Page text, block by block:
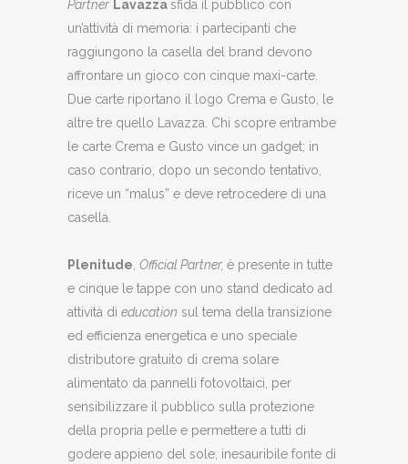
Partner Lavazzasfida il pubblico con
un’attività di memoria: i partecipanti che
raggiungono la casella del brand devono
affrontare un gioco con cinque maxi-carte.
Due carte riportano il logo Crema e Gusto, le
altre tre quello Lavazza. Chi scopre entrambe
le carte Crema e Gusto vince un gadget; in
caso contrario, dopo un secondo tentativo,
riceve un “malus” e deve retrocedere di una
casella.
Plenitude Official Partner, è presente in tutte
e cinque le tappe con uno stand dedicato ad
attività di education sul tema della transizione
ed efficienza energetica e uno speciale
distributore gratuito di crema solare
alimentato da pannelli fotovoltaici, per
sensibilizzare il pubblico sulla protezione
della propria pelle e permettere a tutti di
godere appieno del sole, inesauribile fonte di